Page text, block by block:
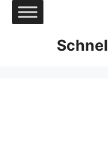
Zum
Inhalt